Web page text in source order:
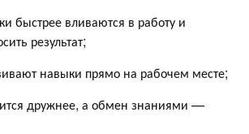
быстрее вливаются в работу и
результат;
навыки прямо на рабочем месте;
дружнее, а обмен знаниями —